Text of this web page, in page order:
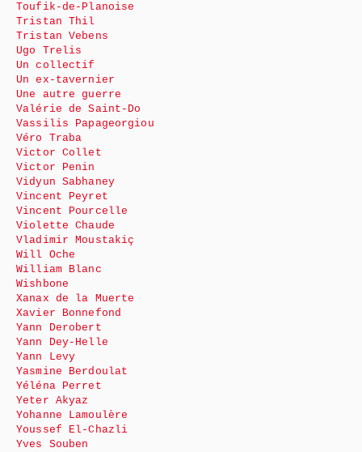
Toufik-de-Planoise
Tristan Thil
Tristan Vebens
Ugo Trelis
Un collectif
Un ex-tavernier
Une autre guerre
Valérie de Saint-Do
Vassilis Papageorgiou
Véro Traba
Victor Collet
Victor Penin
Vidyun Sabhaney
Vincent Peyret
Vincent Pourcelle
Violette Chaude
Vladimir Moustakiç
Will Oche
William Blanc
Wishbone
Xanax de la Muerte
Xavier Bonnefond
Yann Derobert
Yann Dey-Helle
Yann Levy
Yasmine Berdoulat
Yéléna Perret
Yeter Akyaz
Yohanne Lamoulère
Youssef El-Chazli
Yves Souben